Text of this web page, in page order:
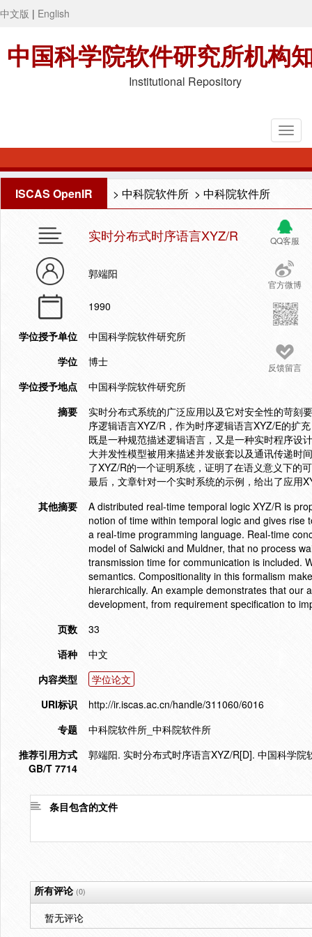
中文版 | English
中国科学院软件研究所机构
Institutional Repository
ISCAS OpenIR > 中科院软件所 > 中科院软件所
QQ客服
官方微博
反馈留言
实时分布式时序语言XYZ/R
郭端阳
1990
学位授予单位
中国科学院软件研究所
学位
博士
学位授予地点
中国科学院软件研究所
摘要
实时分布式系统的广泛应用以及它对安全性的苛刻
序逻辑语言XYZ/R，作为时序逻辑语言XYZ/E的扩
既是一种规范描述逻辑语言，又是一种实时程序设
大并发性模型被用来描述并发嵌套以及通讯传递时
了XYZ/R的一个证明系统，证明了在语义意义下的
最后，文章针对一个实时系统的示例，给出了应用
其他摘要
A distributed real-time temporal logic XYZ/R is
notion of time within temporal logic and gives
a real-time programming language. Real-time
model of Salwicki and Muldner, that no process
transmission time for communication is included.
semantics. Compositionality in this formalism
hierarchically. An example demonstrates that
development, from requirement specification to
页数
33
语种
中文
内容类型
学位论文
URI标识
http://ir.iscas.ac.cn/handle/311060/6016
专题
中科院软件所_中科院软件所
推荐引用方式
GB/T 7714
郭端阳. 实时分布式时序语言XYZ/R[D]. 中国科学
条目包含的文件
所有评论(0)
暂无评论